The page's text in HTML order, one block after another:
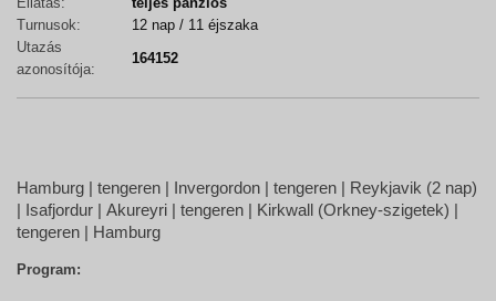
Turnusok:
12 nap / 11 éjszaka
Utazás
azonosítója:
164152
Hamburg | tengeren | Invergordon | tengeren | Reykjavik (2 nap)
| Isafjordur | Akureyri | tengeren | Kirkwall (Orkney-szigetek) |
tengeren | Hamburg
Program: